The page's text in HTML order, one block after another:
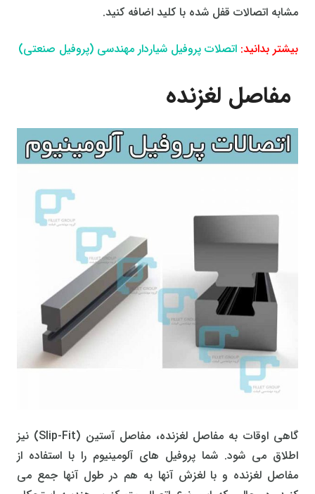
مشابه اتصالات قفل شده با کلید اضافه کنید.
بیشتر بدانید: اتصلات پروفیل شیاردار مهندسی (پروفیل صنعتی)
مفاصل لغزنده
گاهی اوقات به مفاصل لغزنده، مفاصل آستین (Slip-Fit) نیز
اطلاق می شود. شما پروفیل های آلومینیوم را با استفاده از
مفاصل لغزنده و با لغزش آنها به هم در طول آنها جمع می